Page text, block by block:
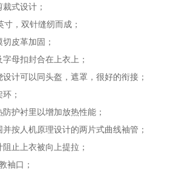
式设计；
寸，双针缝纫而成；
皮革加固；
母扣封合在上衣上；
计可以同头盔，遮罩，很好的衔接；
；
护衬里以增加放热性能；
按人机原理设计的两片式曲线袖管；
止上衣被向上提拉；
袖口；